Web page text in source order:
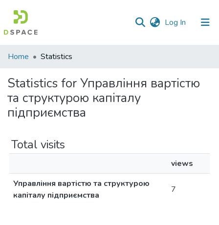
Log In (current)
Communities
Collections
All of DSpace
Home Statistics
Statistics for Управління вартістю
та структурою капіталу
підприємства
Total visits
views
Управління вартістю та структурою
капіталу підприємства
7